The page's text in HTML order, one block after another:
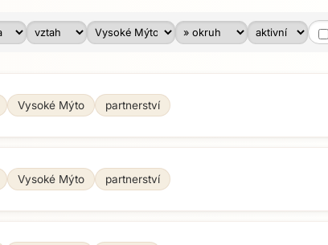
Vysoké Mýto partnerství
Vysoké Mýto partnerství